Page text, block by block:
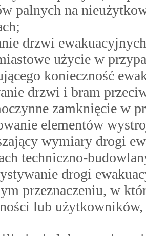
palnych na
drzwi
użycie w
konieczność
drzwi i bram
zamknięcie w
elementów
wymiary drogi
techniczno-
drogi
przeznaczeniu, w
lub